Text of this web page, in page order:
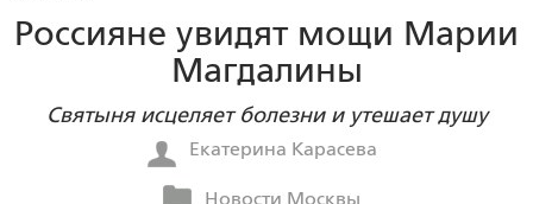
Россияне увидят мощи Марии
Магдалины
Святыня исцеляет болезни и утешает душу
Екатерина Карасева
Новости Москвы